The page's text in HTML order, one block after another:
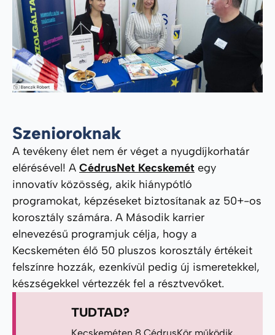
Szenioroknak
A tevékeny élet nem ér véget a nyugdíjkorhatár
elérésével! A CédrusNet Kecskemét egy
innovatív közösség, akik hiánypótló
programokat, képzéseket biztosítanak az 50+-os
korosztály számára. A Második karrier
elnevezésű programjuk célja, hogy a
Kecskeméten élő 50 pluszos korosztály értékeit
felszínre hozzák, ezenkívül pedig új ismeretekkel,
készségekkel vértezzék fel a résztvevőket.
TUDTAD?